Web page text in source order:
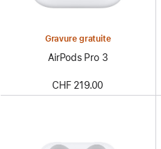
Gravure gratuite
AirPods Pro 3
CHF 219.00